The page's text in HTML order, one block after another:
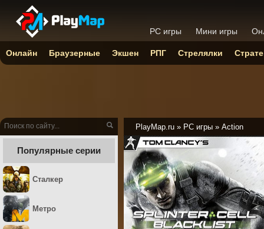
PlayMap.ru » PC игры » Action
Популярные серии
Сталкер
Метро
PC игры Мини игры
Онлайн Браузерные Экшен РПГ Стрелялки